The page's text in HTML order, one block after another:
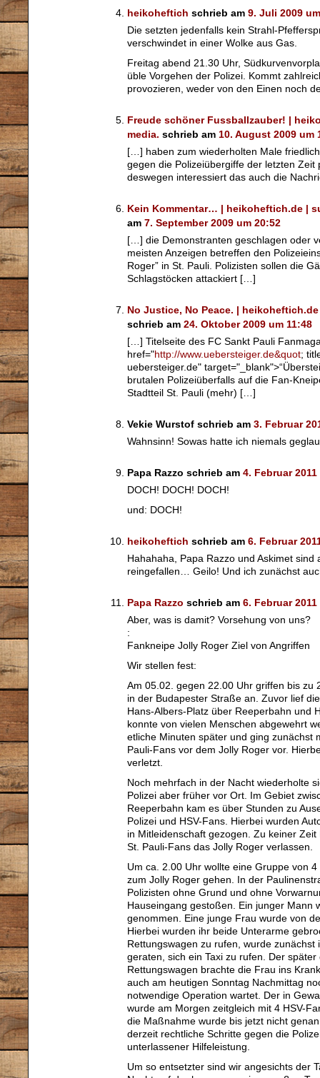
heikoheftich schrieb am 9. Juli 2009
Die setzten jedenfalls kein Strahl-
verschwindet in einer Wolke aus Gas.
Freitag abend 21.30 Uhr,
üble Vorgehen der Polizei. Kommt
provozieren, weder von den Einen noch
Freude schöner Fussballzauber! |
media. schrieb am 10. August 2009 um
[…] haben zum wiederholten Male
gegen die Polizeiübergiffe der letzten Zeit
deswegen interessiert das auch die
Kein Kommentar… | heikoheftich.de |
am 7. September 2009 um 20:52
[…] die Demonstranten geschlagen oder
meisten Anzeigen betreffen den
Roger” in St. Pauli. Polizisten sollen die
Schlagstöcken attackiert […]
No Justice, No Peace. |
schrieb am 24. Oktober 2009 um 11:48
[…] Titelseite des FC Sankt Pauli
href="http://www.uebersteiger.de&quot;
uebersteiger.de"
brutalen Polizeiüberfalls auf die Fan-
Stadtteil St. Pauli (mehr) […]
Vekie Wurstof schrieb am 3. Februar
Wahnsinn! Sowas hatte ich niemals
Papa Razzo schrieb am 4. Februar
DOCH! DOCH! DOCH!
und: DOCH!
heikoheftich schrieb am 6. Februar
Hahahaha, Papa Razzo und Askimet sind
reingefallen… Geilo! Und ich zunächst
Papa Razzo schrieb am 6. Februar
Aber, was is damit? Vorsehung von uns?
:
Fankneipe Jolly Roger Ziel von Angriffen
Wir stellen fest:
Am 05.02. gegen 22.00 Uhr griffen bis zu
in der Budapester Straße an. Zuvor lief
Hans-Albers-Platz über Reeperbahn und
konnte von vielen Menschen abgewehrt
etliche Minuten später und ging zunächst
Pauli-Fans vor dem Jolly Roger vor.
verletzt.
Noch mehrfach in der Nacht wiederholte
Polizei aber früher vor Ort. Im Gebiet
Reeperbahn kam es über Stunden zu
Polizei und HSV-Fans. Hierbei wurden
in Mitleidenschaft gezogen. Zu keiner
St. Pauli-Fans das Jolly Roger verlassen.
Um ca. 2.00 Uhr wollte eine Gruppe von
zum Jolly Roger gehen. In der
Polizisten ohne Grund und ohne
Hauseingang gestoßen. Ein junger Mann
genommen. Eine junge Frau wurde von
Hierbei wurden ihr beide Unterarme
Rettungswagen zu rufen, wurde
geraten, sich ein Taxi zu rufen. Der
Rettungswagen brachte die Frau ins
auch am heutigen Sonntag Nachmittag
notwendige Operation wartet. Der in
wurde am Morgen zeitgleich mit 4 HSV-
die Maßnahme wurde bis jetzt nicht
derzeit rechtliche Schritte gegen die
unterlassener Hilfeleistung.
Um so entsetzter sind wir angesichts der